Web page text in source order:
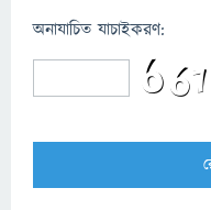
অনাযাচিত যাচাইকরণ: